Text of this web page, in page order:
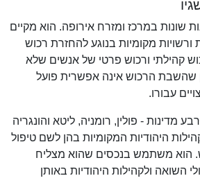
פועל ב-18 מדינות שונות במרכז ומזרח אירופה. הוא מקיים
מקומיות בנוגע להחזרת רכוש
קהילתי ורכוש פרטי של אנשים שלא
שהשבת הרכוש אינה אפשרית פועל
עבורו.
מדינות - פולין, רומניה, ליטא והונגריה
היהודיות המקומיות בהן לשם טיפול
הוא משתמש בנכסים שהוא מצליח
השואה ולקהילות היהודיות באותן